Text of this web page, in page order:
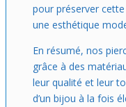
pour préserver
une esthétique
En résumé, nos
grâce à des
leur qualité et leur
d’un bijou à la fois